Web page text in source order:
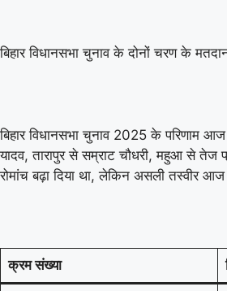
बिहार विधानसभा चुनाव के दोनों चरण के
बिहार विधानसभा चुनाव 2025 के परिणाम
यादव, तारापुर से सम्राट चौधरी, महुआ से तेज
रोमांच बढ़ा दिया था, लेकिन असली तस्वीर
क्रम संख्या